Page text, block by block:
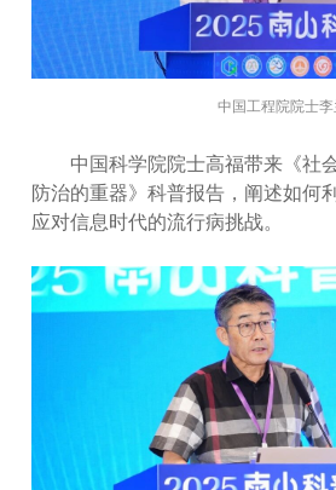
中国工程院院士李
中国科学院院士高福带来《社
防治的重器》科普报告，阐述如何
应对信息时代的流行病挑战。